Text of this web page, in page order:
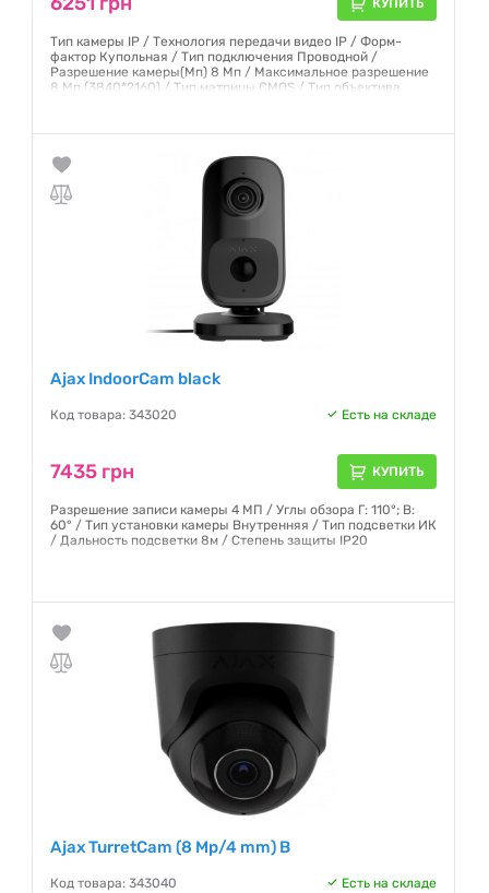
Тип камеры IP / Технология передачи видео IP / Форм-
фактор Купольная / Тип подключения Проводной /
Разрешение камеры(Мп) 8 Мп / Максимальное разрешение
8 Мп (3840*2160) / Тип матрицы CMOS / Тип объектива
75° до 85°
Гарантия:
Ajax IndoorCam black
Код товара: 343020 Есть на складе
7435 грн КУПИТЬ
Разрешение записи камеры 4 МП / Углы обзора Г: 110°; В:
60° / Тип установки камеры Внутренняя / Тип подсветки ИК
/ Дальность подсветки 8м / Степень защиты IP20
Ajax TurretCam (8 Mp/4 mm) B
Код товара: 343040 Есть на складе